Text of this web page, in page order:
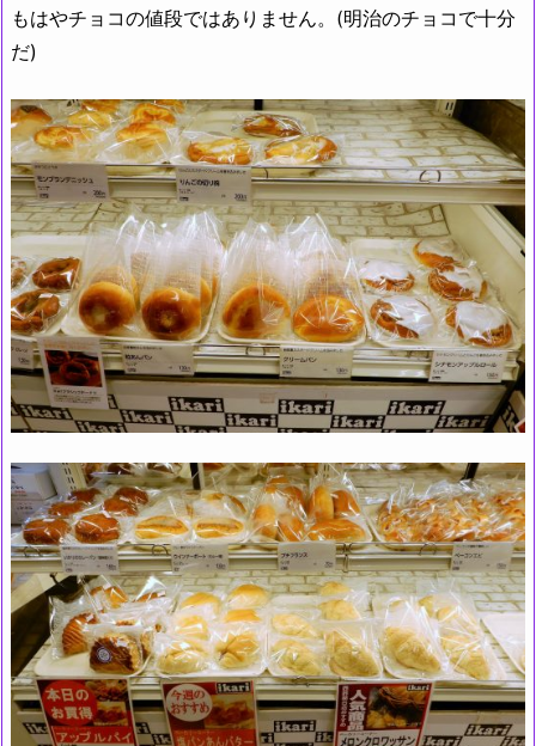
もはやチョコの値段ではありません。(明治のチョコで十分
だ)